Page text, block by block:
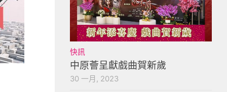
快訊
中原薈呈獻戲曲賀新歲
30 一月, 2023